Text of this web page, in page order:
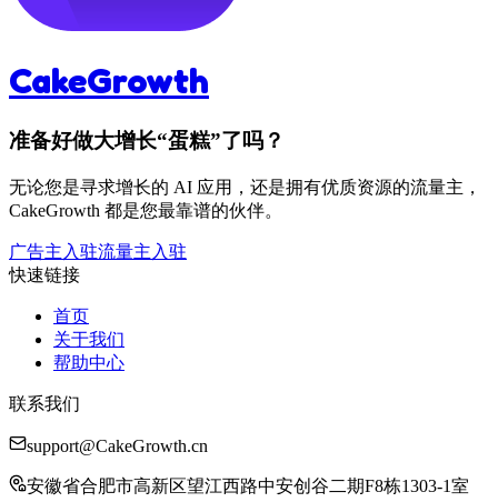
CakeGrowth
准备好做大增长“蛋糕”了吗？
无论您是寻求增长的 AI 应用，还是拥有优质资源的流量主，
CakeGrowth 都是您最靠谱的伙伴。
广告主入驻流量主入驻
快速链接
首页
关于我们
帮助中心
联系我们
support@CakeGrowth.cn
安徽省合肥市高新区望江西路中安创谷二期F8栋1303-1室